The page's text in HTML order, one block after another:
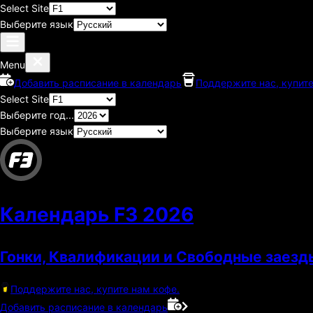
Select Site
Выберите язык
Menu
Добавить расписание в календарь
Поддержите нас,
Select Site
Выберите год...
Выберите язык
Календарь F3 2026
Гонки, Квалификации и Свободные
Поддержите нас, купите нам кофе.
Добавить расписание в календарь